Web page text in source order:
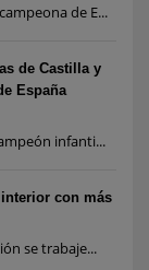
de E...
de Castilla y
España
infanti...
con más
se trabaje...